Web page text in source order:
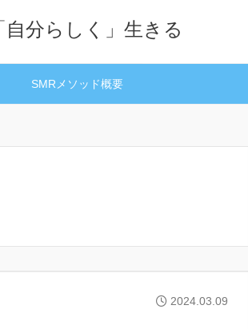
分らしく」生きる
SMRメソッド概要
2024.03.09